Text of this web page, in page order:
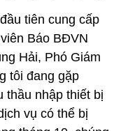
tiên cung cấp
Báo BĐVN
Hải, Phó Giám
tôi đang gặp
thầu nhập thiết bị
vụ có thể bị